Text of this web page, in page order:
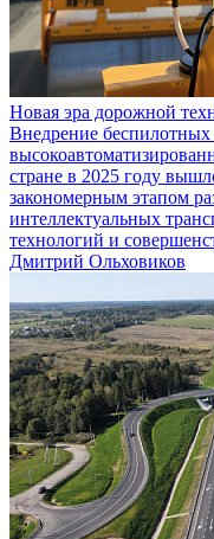
Новая эра дорожной
Внедрение беспилотных
стране в 2025 году
закономерным этапом
интеллектуальных
технологий и
Дмитрий Ольховиков